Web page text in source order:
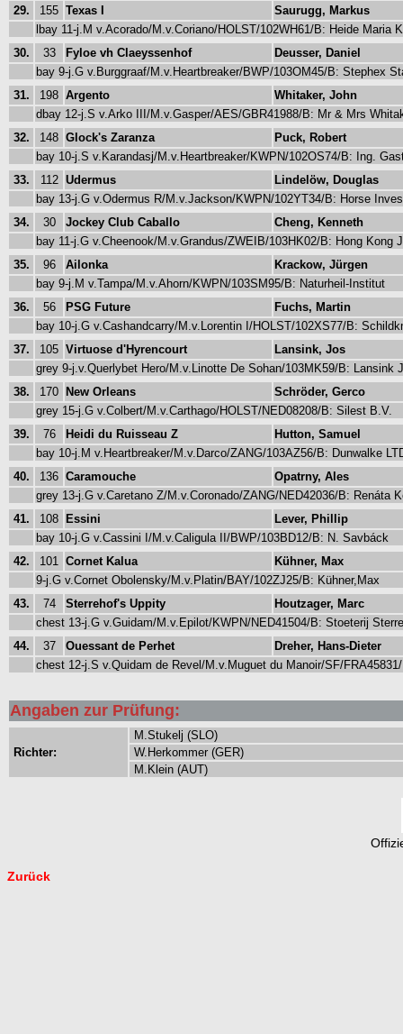
29.
155 Texas I
Saurugg, Markus
lbay 11-j.M v.Acorado/M.v.Coriano/HOLST/102WH61/B: Heide Maria
30.
33 Fyloe vh Claeyssenhof
Deusser, Daniel
bay 9-j.G v.Burggraaf/M.v.Heartbreaker/BWP/103OM45/B: Stephex
31.
198 Argento
Whitaker, John
dbay 12-j.S v.Arko III/M.v.Gasper/AES/GBR41988/B: Mr & Mrs
32.
148 Glock's Zaranza
Puck, Robert
bay 10-j.S v.Karandasj/M.v.Heartbreaker/KWPN/102OS74/B: Ing.
33.
112 Udermus
Lindelöw, Douglas
bay 13-j.G v.Odermus R/M.v.Jackson/KWPN/102YT34/B: Horse
34.
30 Jockey Club Caballo
Cheng, Kenneth
bay 11-j.G v.Cheenook/M.v.Grandus/ZWEIB/103HK02/B: Hong Kong
35.
96 Ailonka
Krackow, Jürgen
bay 9-j.M v.Tampa/M.v.Ahorn/KWPN/103SM95/B: Naturheil-Institut
36.
56 PSG Future
Fuchs, Martin
bay 10-j.G v.Cashandcarry/M.v.Lorentin I/HOLST/102XS77/B:
37.
105 Virtuose d'Hyrencourt
Lansink, Jos
grey 9-j.v.Querlybet Hero/M.v.Linotte De Sohan/103MK59/B: Lansink
38.
170 New Orleans
Schröder, Gerco
grey 15-j.G v.Colbert/M.v.Carthago/HOLST/NED08208/B: Silest B.V.
39.
76 Heidi du Ruisseau Z
Hutton, Samuel
bay 10-j.M v.Heartbreaker/M.v.Darco/ZANG/103AZ56/B: Dunwalke
40.
136 Caramouche
Opatrny, Ales
grey 13-j.G v.Caretano Z/M.v.Coronado/ZANG/NED42036/B: Renáta
41.
108 Essini
Lever, Phillip
bay 10-j.G v.Cassini I/M.v.Caligula II/BWP/103BD12/B: N. Savbáck
42.
101 Cornet Kalua
Kühner, Max
9-j.G v.Cornet Obolensky/M.v.Platin/BAY/102ZJ25/B: Kühner,Max
43.
74 Sterrehof's Uppity
Houtzager, Marc
chest 13-j.G v.Guidam/M.v.Epilot/KWPN/NED41504/B: Stoeterij
44.
37 Ouessant de Perhet
Dreher, Hans-Dieter
chest 12-j.S v.Quidam de Revel/M.v.Muguet du Manoir/SF/
Angaben zur Prüfung:
Richter:
M.Stukelj (SLO)
W.Herkommer (GER)
M.Klein (AUT)
Zurück